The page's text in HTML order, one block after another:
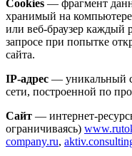
Cookies — фрагмент
хранимый на компьютере
или веб-браузер каждый
запросе при попытке
сайта.
IP-адрес — уникальный
сети, построенной по
Сайт — интернет-
ограничиваясь)
company.ru,